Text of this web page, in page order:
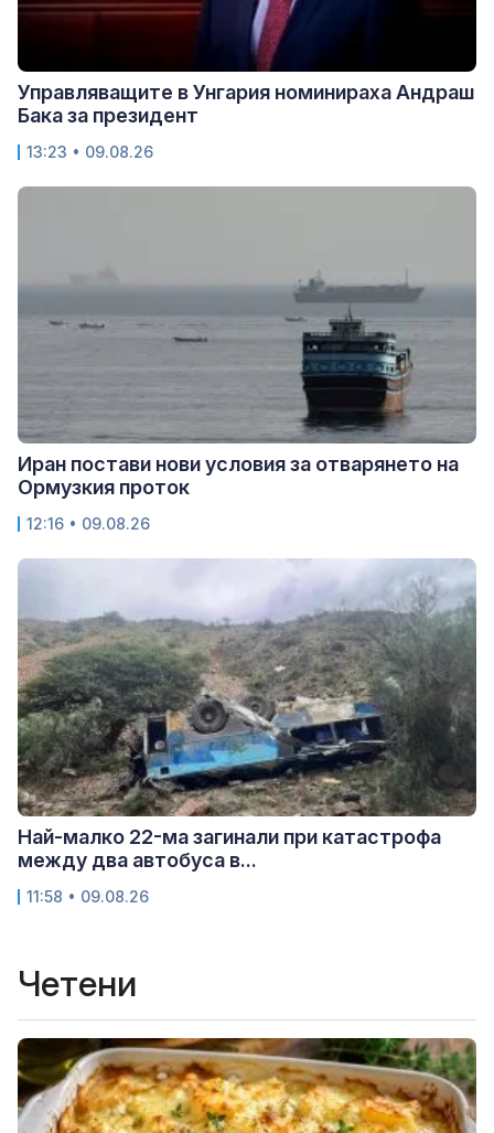
Управляващите в Унгария номинираха Андраш
Бака за президент
13:23 • 09.08.26
Иран постави нови условия за отварянето на
Ормузкия проток
12:16 • 09.08.26
Най-малко 22-ма загинали при катастрофа
между два автобуса в...
11:58 • 09.08.26
Четени